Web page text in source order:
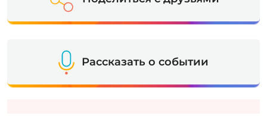
Рассказать о событии